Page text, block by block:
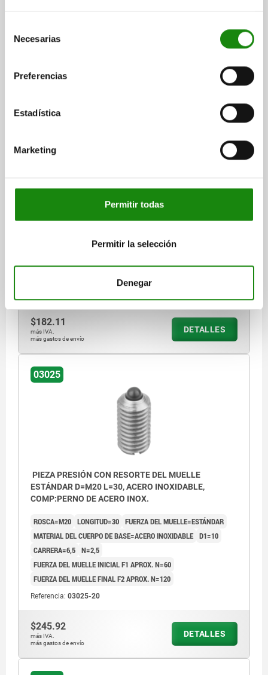
Necesarias
Preferencias
Estadística
Marketing
Permitir todas
Permitir la selección
Denegar
más gastos de envío
03025
N=2,5
$182.11
más IVA.
más gastos de envío
DETALLES
03025
PIEZA PRESIÓN CON RESORTE DEL MUELLE
ESTÁNDAR D=M20 L=30, ACERO INOXIDABLE,
COMP:PERNO DE ACERO INOX.
ROSCA=M20 LONGITUD=30 FUERZA DEL MUELLE=ESTÁNDAR
MATERIAL DEL CUERPO DE BASE=ACERO INOXIDABLE D1=10
CARRERA=6,5 N=2,5
FUERZA DEL MUELLE INICIAL F1 APROX. N=60
FUERZA DEL MUELLE FINAL F2 APROX. N=120
Referencia: 03025-20
$245.92
más IVA.
más gastos de envío
DETALLES